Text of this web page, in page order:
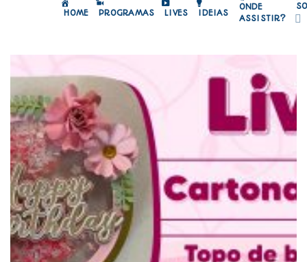
HOME PROGRAMAS LIVES IDEIAS
ONDE
ASSISTIR?